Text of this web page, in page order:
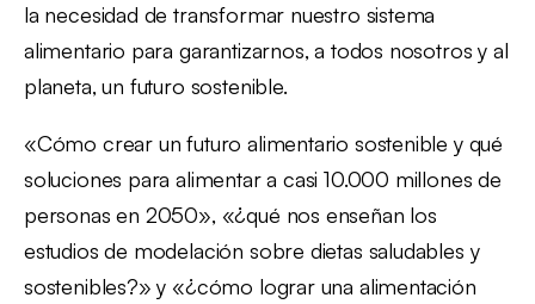
la necesidad de transformar nuestro sistema
alimentario para garantizarnos, a todos nosotros y al
planeta, un futuro sostenible.
«Cómo crear un futuro alimentario sostenible y qué
soluciones para alimentar a casi 10.000 millones de
personas en 2050», «¿qué nos enseñan los
estudios de modelación sobre dietas saludables y
sostenibles?» y «¿cómo lograr una alimentación